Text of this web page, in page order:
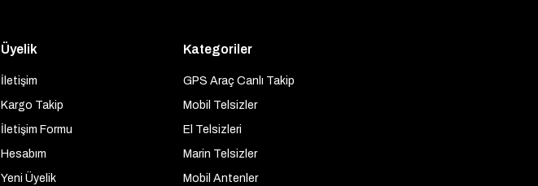
Üyelik
İletişim
Kargo Takip
İletişim Formu
Hesabım
Yeni Üyelik
Kategoriler
GPS Araç Canlı Takip
Mobil Telsizler
El Telsizleri
Marin Telsizler
Mobil Antenler